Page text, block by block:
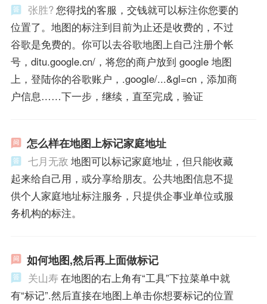
张胜?您得找的客服，交钱就可以标注你您要的
位置了。地图的标注到目前为止还是收费的，不过
谷歌是免费的。你可以去谷歌地图上自己注册个帐
号，ditu.google.cn/，将您的商户放到 google 地图
上，登陆你的谷歌账户，.google/...&gl=cn，添加商
户信息……下一步，继续，直至完成，验证
怎么样在地图上标记家庭地址
七月无敌 地图可以标记家庭地址，但只能收藏
起来给自己用，或分享给朋友。公共地图信息不提
供个人家庭地址标注服务，只提供企事业单位或服
务机构的标注。
如何地图,然后再上面做标记
关山寿在地图的右上角有“工具”下拉菜单中就
有“标记”.然后直接在地图上单击你想要标记的位置